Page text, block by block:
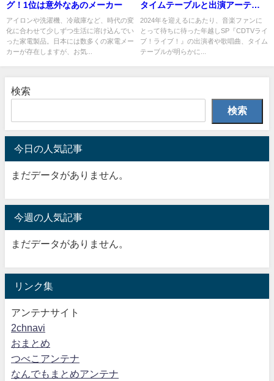
グ！1位は意外なあのメーカー
アイロンや洗濯機、冷蔵庫など、時代の変
化に合わせて少しずつ生活に溶け込んでい
った家電製品。日本には数多くの家電メー
カーが存在しますが、お気...
タイムテーブルと出演アーティ
ストまとめ
2024年を迎えるにあたり、音楽ファンに
とって待ちに待った年越しSP『CDTVライ
ブ！ライブ！』の出演者や歌唱曲、タイム
テーブルが明らかに...
検索
検索
今日の人気記事
まだデータがありません。
今週の人気記事
まだデータがありません。
リンク集
アンテナサイト
2chnavi
おまとめ
つべこアンテナ
なんでもまとめアンテナ